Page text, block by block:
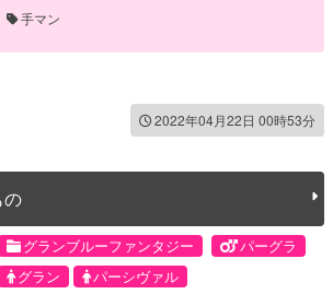
手マン
2022年04月22日 00時53分
の
グランブルーファンタジー
パーグラ
グラン
パーシヴァル